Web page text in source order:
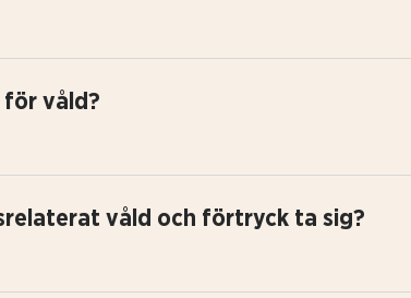
våld?
våld och förtryck ta sig?